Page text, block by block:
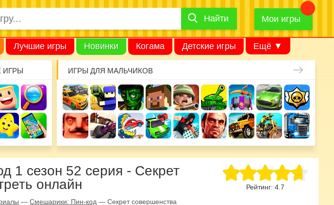
Найти
Найти Мои игры
Лучшие игры Новинки Когама Детские игры Ещё ▼
ИГРЫ ИГРЫ ДЛЯ МАЛЬЧИКОВ
Рейтинг: 4.7
1 сезон 52 серия - Секрет
онлайн
— Смешарики: Пин-код — Секрет совершенства